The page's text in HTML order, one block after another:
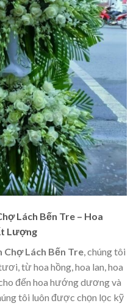
Lách Bến Tre – Hoa
Lượng
Lách Bến Tre, chúng tôi
từ hoa hồng, hoa lan, hoa
đến hoa hướng dương và
tôi luôn được chọn lọc kỹ